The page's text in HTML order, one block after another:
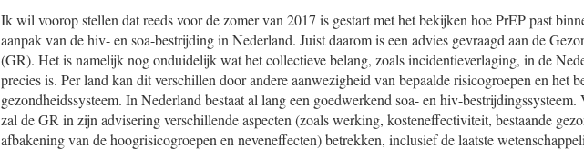
Ik wil voorop stellen dat reeds voor de zomer van 2017 is gestart met het bekijken hoe PrEP past
aanpak van de hiv- en soa-bestrijding in Nederland. Juist daarom is een advies gevraagd aan de
(GR). Het is namelijk nog onduidelijk wat het collectieve belang, zoals incidentieverlaging, in de
precies is. Per land kan dit verschillen door andere aanwezigheid van bepaalde risicogroepen en het
gezondheidssysteem. In Nederland bestaat al lang een goedwerkend soa- en hiv-bestrijdingssysteem.
zal de GR in zijn advisering verschillende aspecten (zoals werking, kosteneffectiviteit, bestaande
afbakening van de hoogrisicogroepen en neveneffecten) betrekken, inclusief de laatste